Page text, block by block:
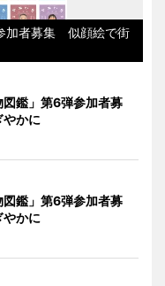
加者募集 似顔絵で街
図鑑」第6弾参加者募
かに
図鑑」第6弾参加者募
かに